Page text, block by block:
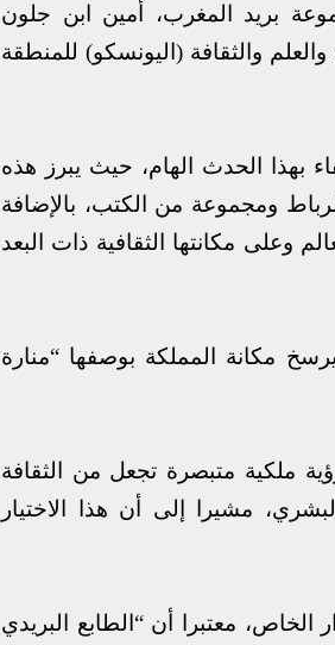
بريد المغرب، أمين ابن جلون
والثقافة (اليونسكو) للمنطقة
بهذا الحدث الهام، حيث يبرز هذه
ومجموعة من الكتب، بالإضافة
وعلى مكانتها الثقافية ذات البعد
يرسخ مكانة المملكة بوصفها “منارة
ملكية متبصرة تجعل من الثقافة
مشيرا إلى أن هذا الاختيار
الخاص، معتبرا أن “الطابع البريدي